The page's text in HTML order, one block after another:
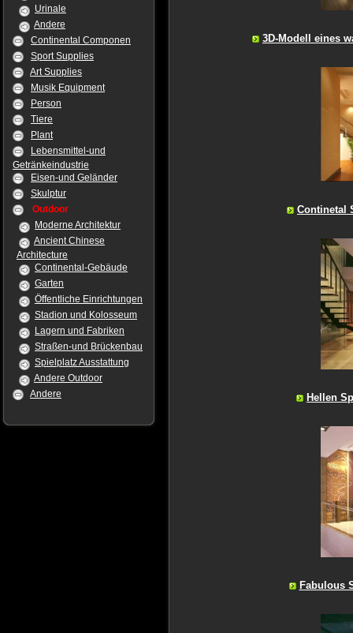
Urinale
Andere
Continental Componen
Sport Supplies
Art Supplies
Musik Equipment
Person
Tiere
Plant
Lebensmittel-und
Getränkeindustrie
Eisen-und Geländer
Skulptur
Outdoor
Moderne Architektur
Ancient Chinese
Architecture
Continental-Gebäude
Garten
Öffentliche Einrichtungen
Stadion und Kolosseum
Lagern und Fabriken
Straßen-und Brückenbau
Spielplatz Ausstattung
Andere Outdoor
Andere
3D-Modell eines
Continetal
Hellen
Fabulous